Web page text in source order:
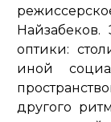
оптики:
иной
другого